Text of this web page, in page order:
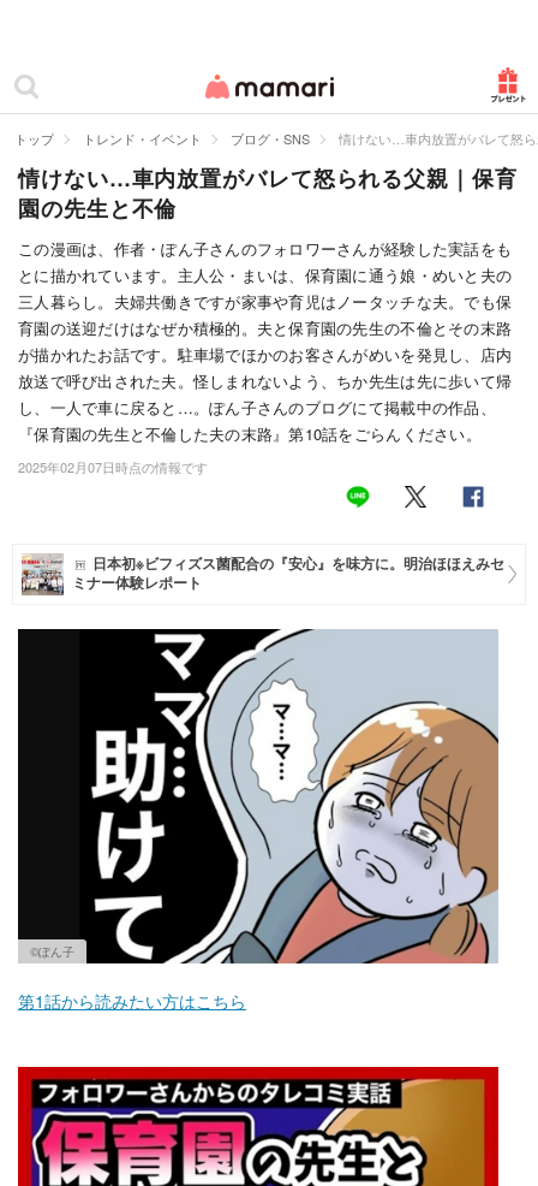
ママリ
カテゴリー一覧
妊娠
出産
赤ちゃん・育児
子育て・家族
病院
美容・ファッション
お仕事
マネー
トレンド・イベント
トップ トレンド・イベント ブログ・SNS 情けない…車内放置がバレて怒
情けない…車内放置がバレて怒られる父親｜保育
園の先生と不倫
この漫画は、作者・ぽん子さんのフォロワーさんが経験した実話をも
とに描かれています。主人公・まいは、保育園に通う娘・めいと夫の
三人暮らし。夫婦共働きですが家事や育児はノータッチな夫。でも保
育園の送迎だけはなぜか積極的。夫と保育園の先生の不倫とその末路
が描かれたお話です。駐車場でほかのお客さんがめいを発見し、店内
放送で呼び出された夫。怪しまれないよう、ちか先生は先に歩いて帰
し、一人で車に戻ると…。ぽん子さんのブログにて掲載中の作品、
『保育園の先生と不倫した夫の末路』第10話をごらんください。
2025年02月07日時点の情報です
日本初※ビフィズス菌配合の『安心』を味方に。明治ほほえみセ
ミナー体験レポート
©︎ぽん子
第1話から読みたい方はこちら